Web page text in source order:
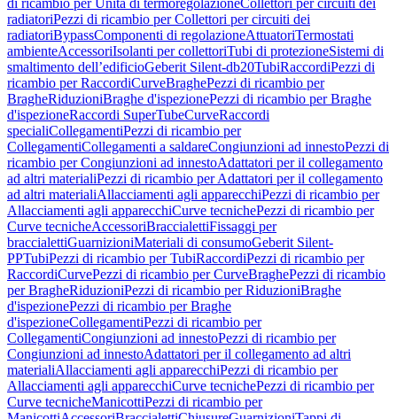
di ricambio per Unità di termoregolazioneCollettori per circuiti dei
radiatoriPezzi di ricambio per Collettori per circuiti dei
radiatoriBypassComponenti di regolazioneAttuatoriTermostati
ambienteAccessoriIsolanti per collettoriTubi di protezioneSistemi di
smaltimento dell’edificioGeberit Silent-db20TubiRaccordiPezzi di
ricambio per RaccordiCurveBraghePezzi di ricambio per
BragheRiduzioniBraghe d'ispezionePezzi di ricambio per Braghe
d'ispezioneRaccordi SuperTubeCurveRaccordi
specialiCollegamentiPezzi di ricambio per
CollegamentiCollegamenti a saldareCongiunzioni ad innestoPezzi di
ricambio per Congiunzioni ad innestoAdattatori per il collegamento
ad altri materialiPezzi di ricambio per Adattatori per il collegamento
ad altri materialiAllacciamenti agli apparecchiPezzi di ricambio per
Allacciamenti agli apparecchiCurve tecnichePezzi di ricambio per
Curve tecnicheAccessoriBraccialettiFissaggi per
braccialettiGuarnizioniMateriali di consumoGeberit Silent-
PPTubiPezzi di ricambio per TubiRaccordiPezzi di ricambio per
RaccordiCurvePezzi di ricambio per CurveBraghePezzi di ricambio
per BragheRiduzioniPezzi di ricambio per RiduzioniBraghe
d'ispezionePezzi di ricambio per Braghe
d'ispezioneCollegamentiPezzi di ricambio per
CollegamentiCongiunzioni ad innestoPezzi di ricambio per
Congiunzioni ad innestoAdattatori per il collegamento ad altri
materialiAllacciamenti agli apparecchiPezzi di ricambio per
Allacciamenti agli apparecchiCurve tecnichePezzi di ricambio per
Curve tecnicheManicottiPezzi di ricambio per